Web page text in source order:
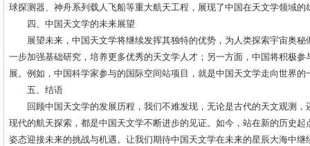
球探测器、神舟系列载人飞船等重大航天工程，展现了中国在天文学领域的
四、中国天文学的未来展望
展望未来，中国天文学将继续发挥其独特的优势，为人类探索宇宙奥
一步加强基础研究，培养更多优秀的天文学人才；另一方面，中国将积极
展。例如，中国科学家参与的国际空间站项目，就是中国天文学走向世界的
五、结语
回顾中国天文学的发展历程，我们不难发现，无论是古代的天文观测
现代的航天探索，都是中国天文学不断进步的见证。如今，站在新的历史
姿态迎接未来的挑战与机遇。让我们期待中国天文学在未来的星辰大海中继